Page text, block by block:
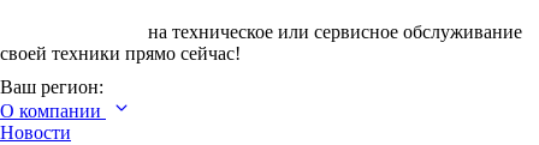
на техническое или сервисное обслуживание
своей техники прямо сейчас!
Ваш регион:
О компании
Новости